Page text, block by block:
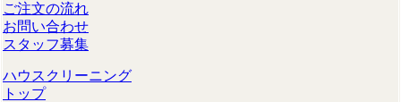
ご注文の流れ
お問い合わせ
スタッフ募集
ハウスクリーニング
トップ